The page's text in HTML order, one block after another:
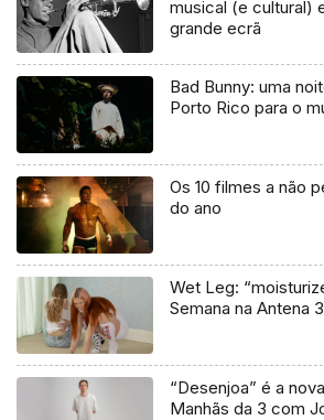
musical (e cultural)
grande ecrã
Bad Bunny: uma
Porto Rico para o
Os 10 filmes a não
do ano
Wet Leg:
Semana na Antena 3
“Desenjoa” é a
Manhãs da 3 com